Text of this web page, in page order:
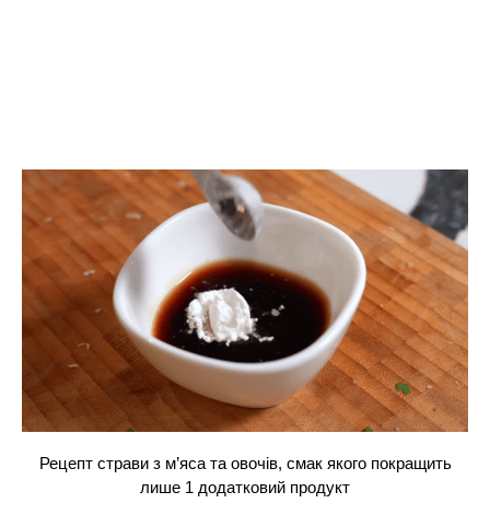
Рецепт страви з м’яса та овочів, смак якого покращить
лише 1 додатковий продукт